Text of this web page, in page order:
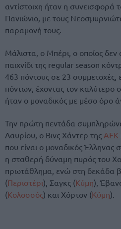
αντίστοιχη ήταν η συνεισφορά
Πανιώνιο, με τους
παραμονή τους.
Μάλιστα, ο Μπέρι, ο οποίος δεν
παιχνίδι της regular season
463 πόντους σε 23 συμμετοχές,
πόντων, έχοντας τον καλύτερο
ήταν ο μοναδικός με μέσο όρο
Την πρώτη πεντάδα
Λαυρίου, ο Βινς Χάντερ της ΑΕΚ
που είναι ο μοναδικός
η σταθερή δύναμη πυρός του
πρωτάθλημα, ενώ στη δεκάδα
(Περιστέρι), Σαγκς (Κύμη),
(Κολοσσός) και Χόρτον (Κύμη).